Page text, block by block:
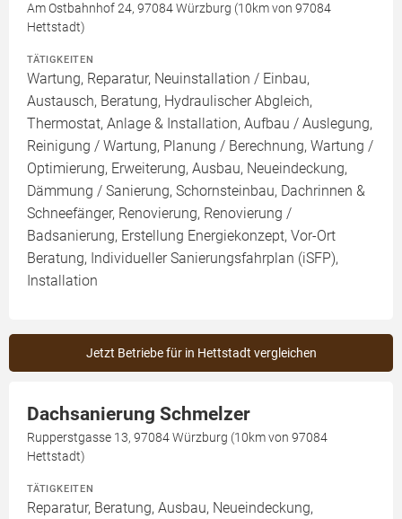
Am Ostbahnhof 24, 97084 Würzburg (10km von 97084
Hettstadt)
TÄTIGKEITEN
Wartung, Reparatur, Neuinstallation / Einbau,
Austausch, Beratung, Hydraulischer Abgleich,
Thermostat, Anlage & Installation, Aufbau / Auslegung,
Reinigung / Wartung, Planung / Berechnung, Wartung /
Optimierung, Erweiterung, Ausbau, Neueindeckung,
Dämmung / Sanierung, Schornsteinbau, Dachrinnen &
Schneefänger, Renovierung, Renovierung /
Badsanierung, Erstellung Energiekonzept, Vor-Ort
Beratung, Individueller Sanierungsfahrplan (iSFP),
Installation
Jetzt Betriebe für in Hettstadt vergleichen
Dachsanierung Schmelzer
Rupperstgasse 13, 97084 Würzburg (10km von 97084
Hettstadt)
TÄTIGKEITEN
Reparatur, Beratung, Ausbau, Neueindeckung,